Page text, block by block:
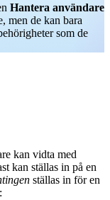
Hantera användare
men de kan bara
som de
kan vidta med
kan ställas in på en
ställas in för en